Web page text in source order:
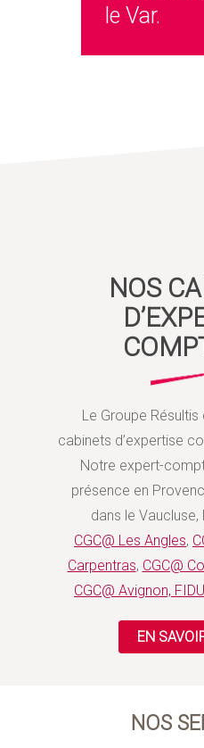
le Var.
NOS
Le Groupe
cabinets d’expertise
Notre expert-
présence en
dans le Vaucluse,
CGC@ Les Angles,
Carpentras, CGC@
CGC@ Avignon,
EN
NOS